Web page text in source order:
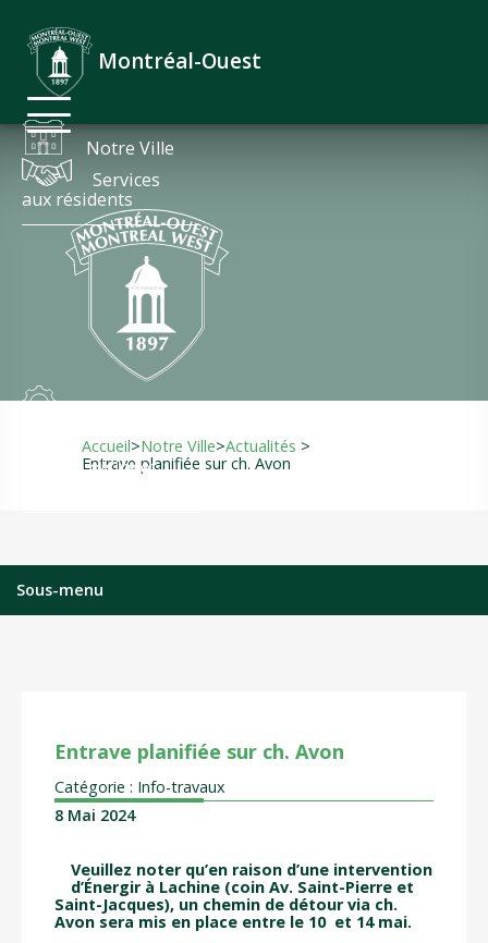
Accueil
Nous joindre
English
Notre Ville
Services
aux résidents
Loisirs et
Montréal-Ouest
Accueil>Notre Ville>Actualités >
Entrave planifiée sur ch. Avon
Sous-menu
Entrave planifiée sur ch. Avon
Catégorie : Info-travaux
8 Mai 2024
Veuillez noter qu’en raison d’une intervention
d’Énergir à Lachine (coin Av. Saint-Pierre et
Saint-Jacques), un chemin de détour via ch.
Avon sera mis en place entre le 10 et 14 mai.